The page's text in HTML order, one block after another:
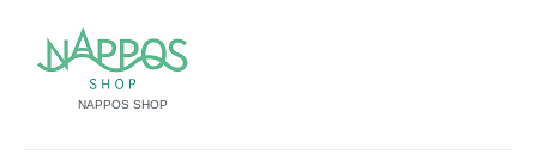
NAPPOS SHOP